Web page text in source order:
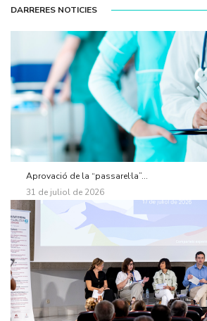
DARRERES NOTICIES
Aprovació de la “passarel·la”...
31 de juliol de 2026